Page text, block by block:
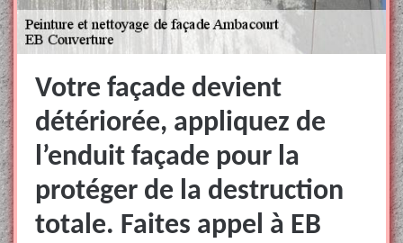
Votre façade devient
détériorée, appliquez de
l’enduit façade pour la
protéger de la destruction
totale. Faites appel à EB